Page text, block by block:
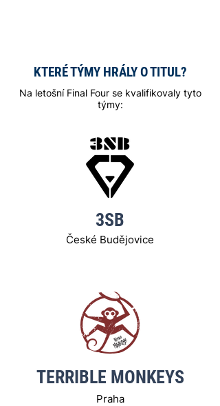
KTERÉ TÝMY HRÁLY O TITUL?
Na letošní Final Four se kvalifikovaly tyto
týmy:
3SB
České Budějovice
TERRIBLE MONKEYS
Praha